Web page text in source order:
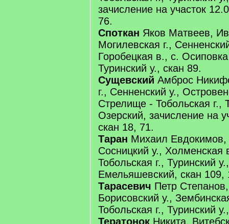
зачисление на участок
76.
Споткан Яков Матвеев,
Могилевская г.,
Горобецкая в., с.
Туринский у., скан 89.
Сущевский Амброс
г., Сенненский у.,
Стрелище - Тобольская г.,
Озерский, зачисление на
скан 18, 71.
Таран Михаил Евдокимов,
Сосницкий у., Холменская
Тобольская г., Туринский
Емельяшевский, скан 109,
Тарасевич Петр
Борисовский у.,
Тобольская г., Туринский
Тератонок Никита,